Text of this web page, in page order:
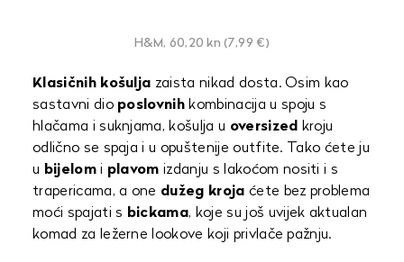
H&M, 60,20 kn (7,99 €)
Klasičnih košulja zaista nikad dosta. Osim kao
sastavni dio poslovnih kombinacija u spoju s
hlačama i suknjama, košulja u oversized kroju
odlično se spaja i u opuštenije outfite. Tako ćete ju
u bijelomi plavom izdanju s lakoćom nositi i s
trapericama, a one dužeg kroja ćete bez problema
moći spajati s bickama, koje su još uvijek aktualan
komad za ležerne lookove koji privlače pažnju.